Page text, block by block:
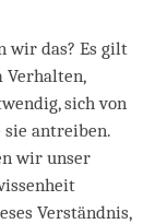
wir das? Es gilt
Verhalten,
sich von
sie antreiben.
wir unser
Verständnis,